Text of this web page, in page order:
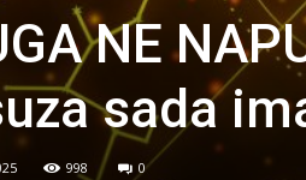
NE
sada
998 0